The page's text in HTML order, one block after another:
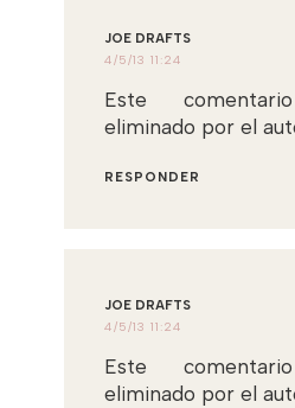
JOE DRAFTS
4/5/13 11:24
Este
eliminado por el
RESPONDER
JOE DRAFTS
4/5/13 11:24
Este
eliminado por el